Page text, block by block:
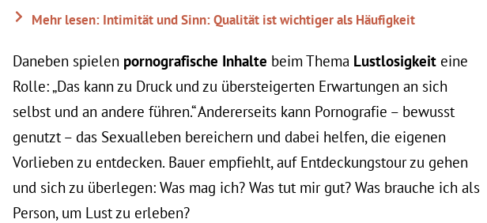
Mehr lesen: Intimität und Sinn: Qualität ist wichtiger als Häufigkeit
Daneben spielen pornografische Inhalte beim Thema Lustlosigkeit eine
Rolle: „Das kann zu Druck und zu übersteigerten Erwartungen an sich
selbst und an andere führen.“ Andererseits kann Pornografie – bewusst
genutzt – das Sexualleben bereichern und dabei helfen, die eigenen
Vorlieben zu entdecken. Bauer empfiehlt, auf Entdeckungstour zu gehen
und sich zu überlegen: Was mag ich? Was tut mir gut? Was brauche ich als
Person, um Lust zu erleben?